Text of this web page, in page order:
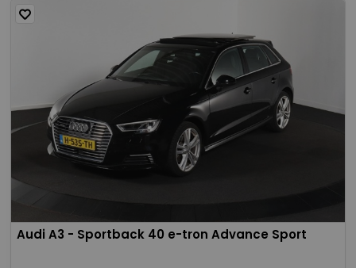
Audi A3 - Sportback 40 e-tron Advance Sport